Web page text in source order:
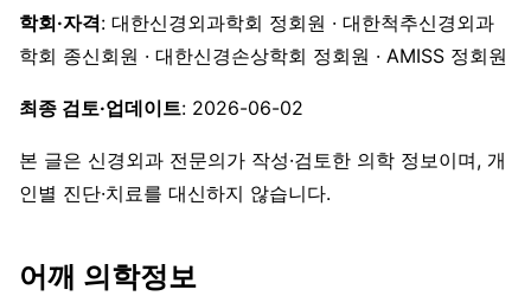
학회·자격: 대한신경외과학회 정회원 · 대한척추신경외과
학회 종신회원 · 대한신경손상학회 정회원 · AMISS 정회원
최종 검토·업데이트: 2026-06-02
본 글은 신경외과 전문의가 작성·검토한 의학 정보이며, 개
인별 진단·치료를 대신하지 않습니다.
어깨 의학정보